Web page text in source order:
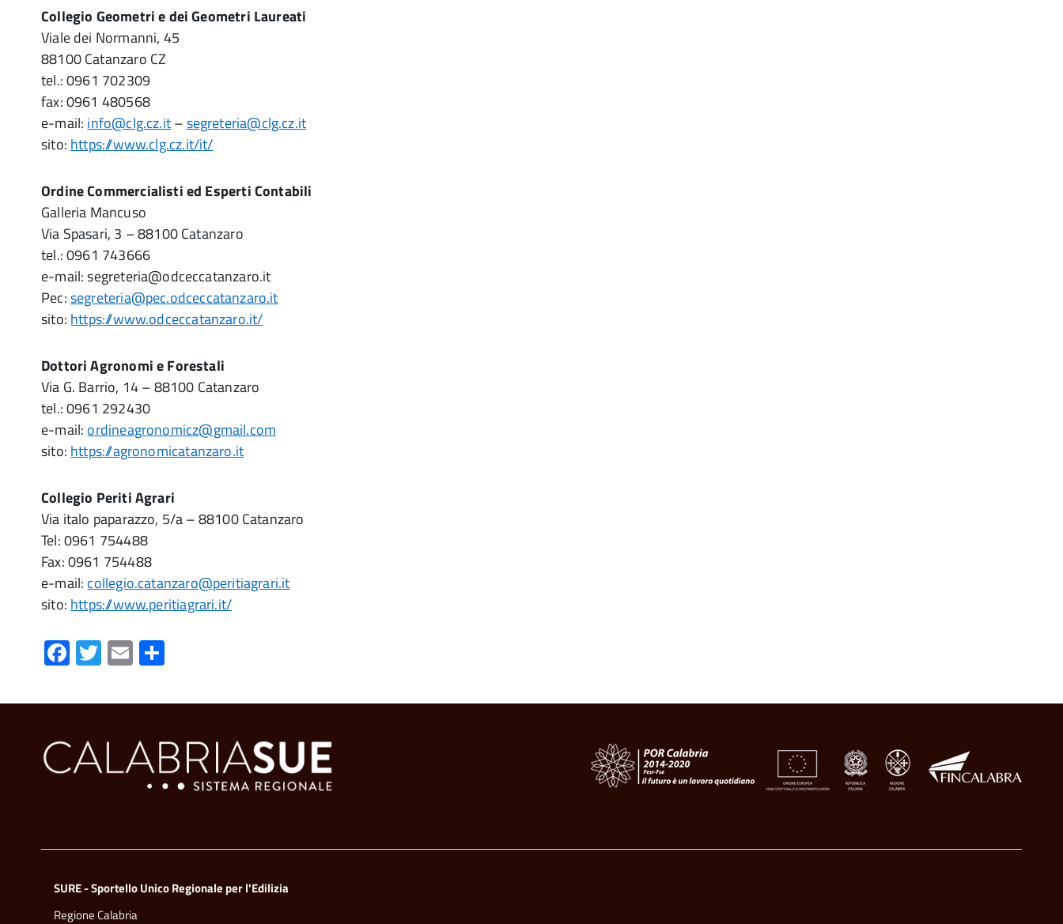
Collegio Geometri e dei Geometri Laureati
Viale dei Normanni, 45
88100 Catanzaro CZ
tel.: 0961 702309
fax: 0961 480568
e-mail: info@clg.cz.it–segreteria@clg.cz.it
sito: https://www.clg.cz.it/it/
Ordine Commercialisti ed Esperti Contabili
Galleria Mancuso
Via Spasari, 3 – 88100 Catanzaro
tel.: 0961 743666
e-mail: segreteria@odceccatanzaro.it
Pec:segreteria@pec.odceccatanzaro.it
sito: https://www.odceccatanzaro.it/
Dottori Agronomi e Forestali
Via G. Barrio, 14 – 88100 Catanzaro
tel.: 0961 292430
e-mail: ordineagronomicz@gmail.com
sito: https://agronomicatanzaro.it
Collegio Periti Agrari
Via italo paparazzo, 5/a – 88100 Catanzaro
Tel: 0961 754488
Fax: 0961 754488
e-mail: collegio.catanzaro@peritiagrari.it
sito: https://www.peritiagrari.it/
Facebook
Twitter
Email
SURE - Sportello Unico Regionale per l'Edilizia
Regione Calabria